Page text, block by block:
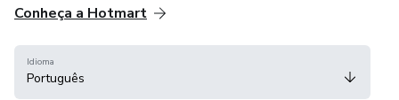
Conheça a Hotmart
Idioma
Português